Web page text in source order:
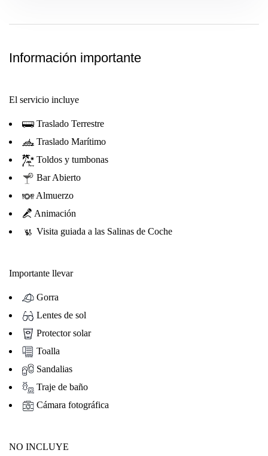
Información importante
El servicio incluye
Traslado Terrestre
Traslado Marítimo
Toldos y tumbonas
Bar Abierto
Almuerzo
Animación
Visita guiada a las Salinas de Coche
Importante llevar
Gorra
Lentes de sol
Protector solar
Toalla
Sandalias
Traje de baño
Cámara fotográfica
NO INCLUYE